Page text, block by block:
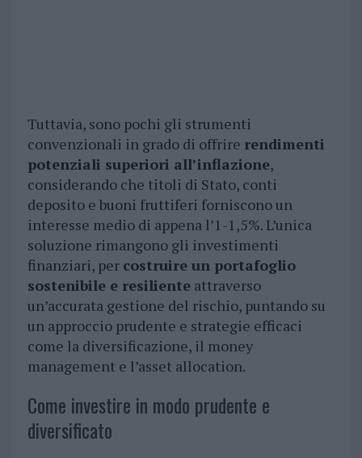
Tuttavia, sono pochi gli strumenti
convenzionali in grado di offrire rendimenti
potenziali superiori all’inflazione,
considerando che titoli di Stato, conti
deposito e buoni fruttiferi forniscono un
interesse medio di appena l’1-1,5%. L’unica
soluzione rimangono gli investimenti
finanziari, per costruire un portafoglio
sostenibile e resilienteattraverso
un’accurata gestione del rischio, puntando su
un approccio prudente e strategie efficaci
come la diversificazione, il money
management e l’asset allocation.
Come investire in modo prudente e
diversificato